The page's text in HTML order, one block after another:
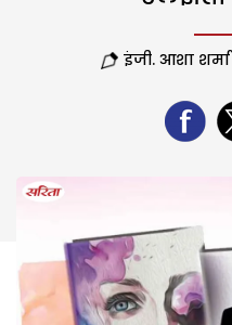
इंजी. आशा शर्मा